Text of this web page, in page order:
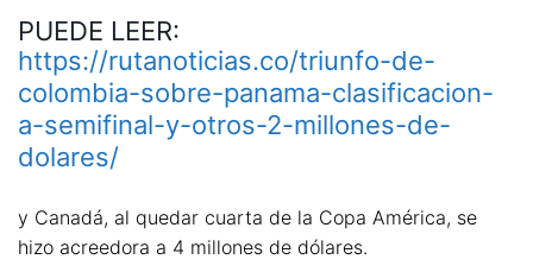
PUEDE LEER:
https://rutanoticias.co/triunfo-de-
colombia-sobre-panama-clasificacion-
a-semifinal-y-otros-2-millones-de-
dolares/
y Canadá, al quedar cuarta de la Copa América, se
hizo acreedora a 4 millones de dólares.